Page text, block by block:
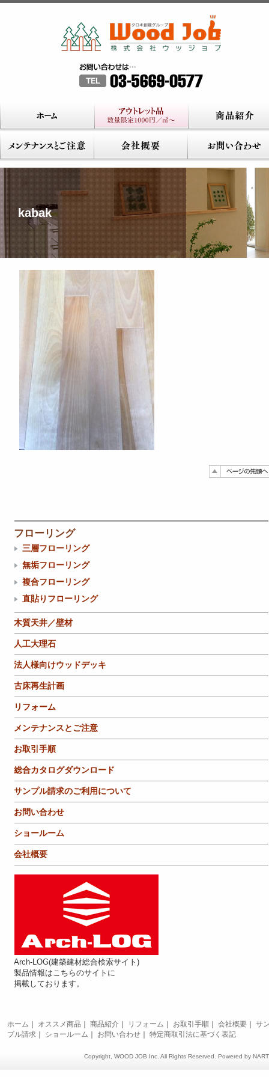
kabak
フローリング
三層フローリング
無垢フローリング
複合フローリング
直貼りフローリング
木質天井／壁材
人工大理石
法人様向けウッドデッキ
古床再生計画
リフォーム
メンテナンスとご注意
お取引手順
総合カタログダウンロード
サンプル請求のご利用について
お問い合わせ
ショールーム
会社概要
Arch-LOG(建築建材総合検索サイト)
製品情報はこちらのサイトに
掲載しております。
ホーム オススメ商品 商品紹介｜ リフォーム お取引手順｜ 会社概要｜
サ
プル請求｜ ショールーム お問い合わせ｜ 特定商取引法に基づく表記
Copyright, WOOD JOB Inc. All Rights Reserved. Powered by